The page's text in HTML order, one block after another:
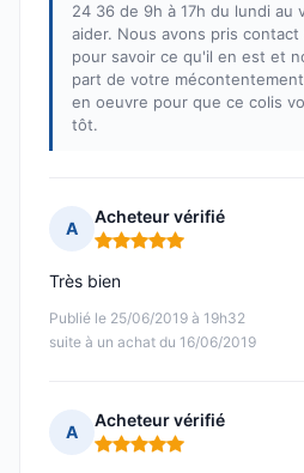
24 36 de 9h à 17h du lundi au
aider. Nous avons pris
pour savoir ce qu'il en est et
part de votre
en oeuvre pour que ce colis
tôt.
A
Acheteur vérifié
Note : 5 sur 5
Publié le 25/06/2019 à 19h32
suite à un achat du 16/06/2019
Très bien
A
Acheteur vérifié
Note : 5 sur 5